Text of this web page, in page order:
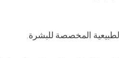
المخصصة للبشرة.